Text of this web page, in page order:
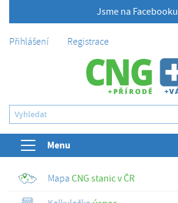
Jsme na Facebooku
Přihlášení Registrace
Menu
Mapa CNG stanic v ČR